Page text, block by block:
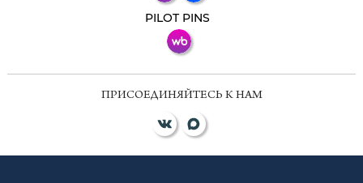
PILOT PINS
ПРИСОЕДИНЯЙТЕСЬ К НАМ